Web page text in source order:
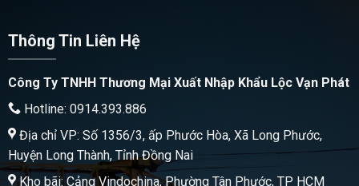
Thông Tin Liên Hệ
Công Ty TNHH Thương Mại Xuất Nhập Khẩu Lộc Vạn Phát
Hotline: 0914.393.886
Địa chỉ VP: Số 1356/3, ấp Phước Hòa, Xã Long Phước,
Huyện Long Thành, Tỉnh Đồng Nai
Kho bãi: Cảng Vindochina, Phường Tân Phước, TP HCM